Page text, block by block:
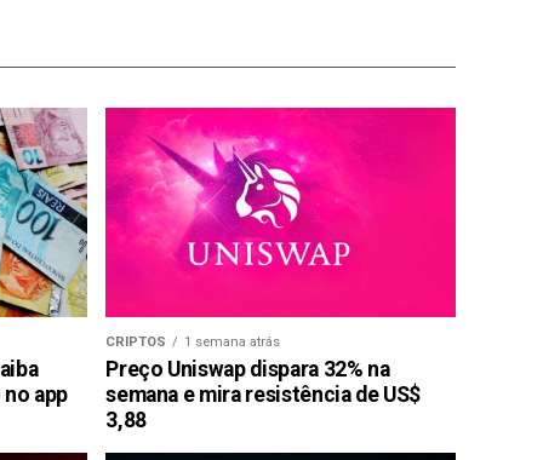
app
CRIPTOS 1 semana atrás
Preço Uniswap dispara 32% na
semana e mira resistência de US$
3,88